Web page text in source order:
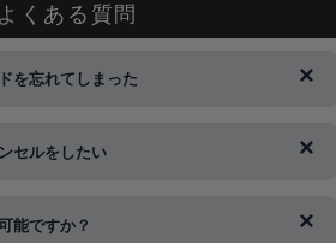
よくある質問
を忘れてしまった
ンIDの変更が可能です。
セルをしたい
る関係上、午後以降のご連絡やキャンセル
能ですか？